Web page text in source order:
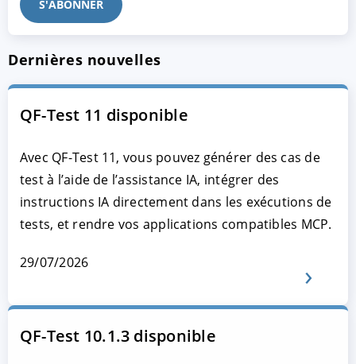
Dernières nouvelles
QF-Test 11 disponible
Avec QF-Test 11, vous pouvez générer des cas de
test à l’aide de l’assistance IA, intégrer des
instructions IA directement dans les exécutions de
tests, et rendre vos applications compatibles MCP.
29/07/2026
QF-Test 10.1.3 disponible